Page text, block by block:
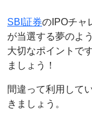
SBI証券のIPOチャ
が当選する夢のよ
大切なポイントで
ましょう！
間違って利用して
きましょう。